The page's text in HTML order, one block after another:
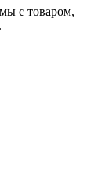
с товаром,